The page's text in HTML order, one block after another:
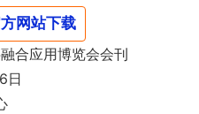
网站下载
合应用博览会会刊
日